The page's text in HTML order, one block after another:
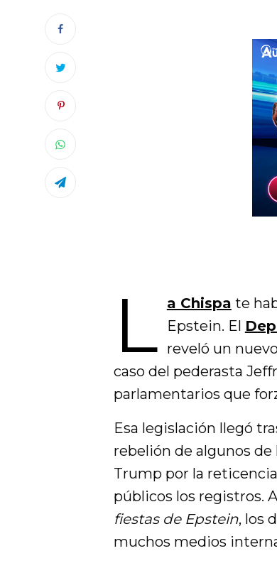
L a Chispa te
Epstein. El
reveló un
caso del pederasta
parlamentarios que
Esa legislación llegó
rebelión de algunos
Trump por la
públicos los registros.
fiestas de Epstein, los
muchos medios